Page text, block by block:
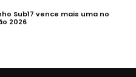
Sub17 vence mais uma no
2026